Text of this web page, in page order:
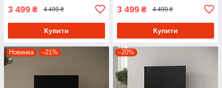
3 499 ₴ 4 499 ₴
Купити
3 499 ₴ 4 499 ₴
Купити
Новинка –21% –20%